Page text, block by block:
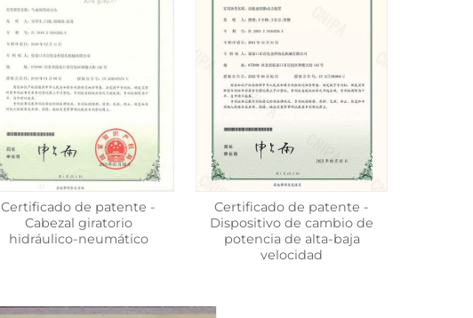
Certificado de patente -
Cabezal giratorio
hidráulico-neumático
Certificado de patente -
Dispositivo de cambio de
potencia de alta-baja
velocidad